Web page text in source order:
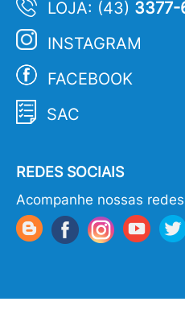
LOJA: (43) 3377-
INSTAGRAM
FACEBOOK
SAC
REDES SOCIAIS
Acompanhe nossas